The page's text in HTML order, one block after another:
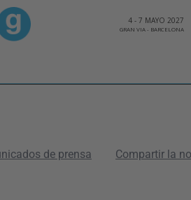
4 - 7 MAYO 2027
GRAN VIA- BARCELONA
de prensa Compartir la